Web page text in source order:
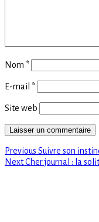
Nom *
E-mail *
Site web
Navigation
de
Previous Previous
post:
Suivre son
NextNext
Cher journal : la